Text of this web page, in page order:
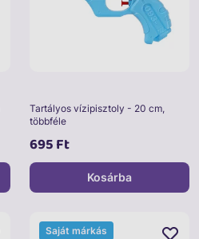
Tartályos vízipisztoly - 20 cm,
többféle
695 Ft
Kosárba
Saját márkás